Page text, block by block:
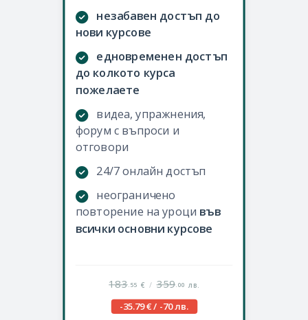
незабавен достъп до
нови курсове
едновременен достъп
до колкото курса
пожелаете
видеа, упражнения,
форум с въпроси и
отговори
24/7 онлайн достъп
неограничено
повторение на уроци във
всички основни курсове
183.55 € / 359 .00 лв.
-35.79 € / -70 лв.